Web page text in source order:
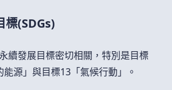
標(SDGs)
續發展目標密切相關，特別是目標
源」與目標13「氣候行動」。